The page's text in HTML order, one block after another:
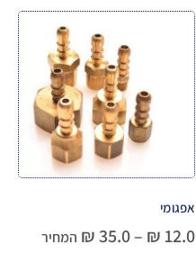
אפגומי
₪ 12.0
–
₪35.0
המחיר